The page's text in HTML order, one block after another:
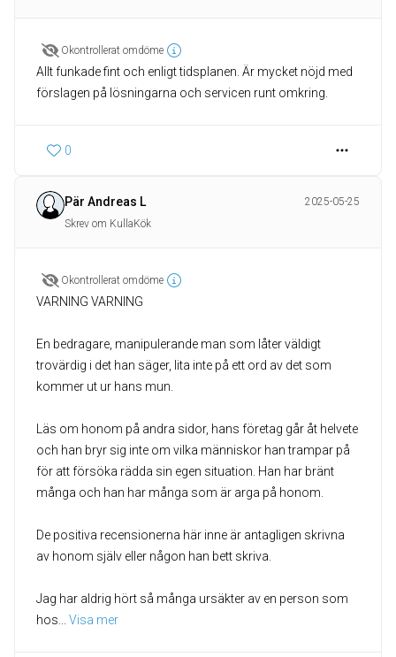
Okontrollerat omdöme
Allt funkade fint och enligt tidsplanen. Är mycket nöjd med
förslagen på lösningarna och servicen runt omkring.
0
Pär Andreas L
2025-05-25
Skrev om KullaKök
Okontrollerat omdöme
VARNING VARNING
En bedragare, manipulerande man som låter väldigt
trovärdig i det han säger, lita inte på ett ord av det som
kommer ut ur hans mun.
Läs om honom på andra sidor, hans företag går åt helvete
och han bryr sig inte om vilka människor han trampar på
för att försöka rädda sin egen situation. Han har bränt
många och han har många som är arga på honom.
De positiva recensionerna här inne är antagligen skrivna
av honom själv eller någon han bett skriva.
Jag har aldrig hört så många ursäkter av en person som
hos
Visa mer